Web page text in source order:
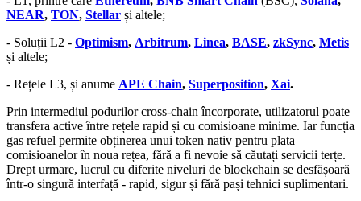
NEAR, TON, Stellar și altele;
- Soluții L2 - Optimism, Arbitrum, Linea, BASE, zkSync, Metis
și altele;
- Rețele L3, și anume APE Chain, Superposition, Xai.
Prin intermediul podurilor cross-chain încorporate, utilizatorul poate
transfera active între rețele rapid și cu comisioane minime. Iar funcția
gas refuel permite obținerea unui token nativ pentru plata
comisioanelor în noua rețea, fără a fi nevoie să căutați servicii terțe.
Drept urmare, lucrul cu diferite niveluri de blockchain se desfășoară
într-o singură interfață - rapid, sigur și fără pași tehnici suplimentari.